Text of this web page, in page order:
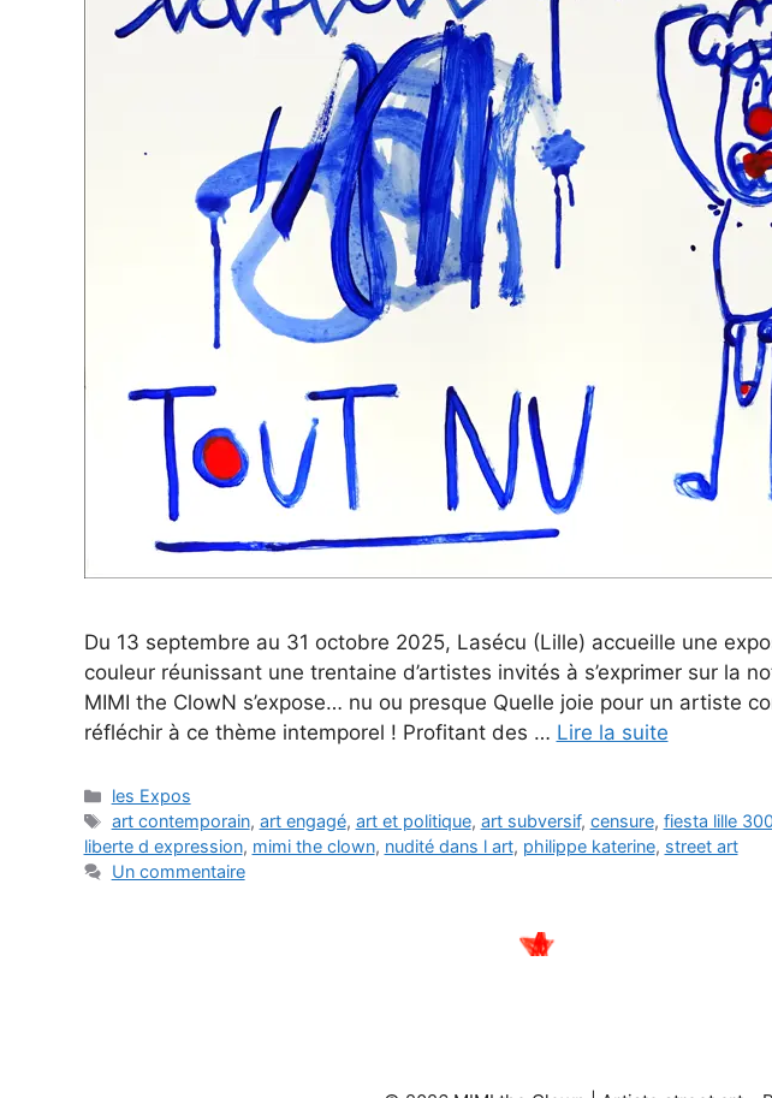
Du 13 septembre au 31 octobre 2025, Lasécu (Lille) accueille une
couleur réunissant une trentaine d’artistes invités à s’exprimer sur la
MIMI the ClowN s’expose… nu ou presque Quelle joie pour un artiste
réfléchir à ce thème intemporel ! Profitant des … Lire la suite
Catégories
les Expos
Étiquettes
art contemporain, art engagé, art et politique, art subversif, censure, fiesta lille
liberte d expression, mimi the clown, nudité dans l art, philippe katerine, street art
Un commentaire